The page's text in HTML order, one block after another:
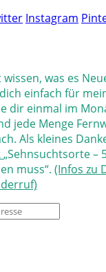
Instagram
was es
einfach für
dir einmal im
jede Menge
Als kleines
„Sehnsuchtsorte –
muss“. (Infos zu